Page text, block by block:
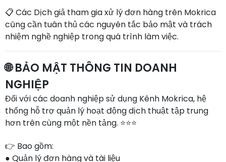
📋 Các Dịch giả tham gia xử lý đơn hàng trên Mokrica
cũng cần tuân thủ các nguyên tắc bảo mật và trách
nhiệm nghề nghiệp trong quá trình làm việc.
🌐 BẢO MẬT THÔNG TIN DOANH
NGHIỆP
Đối với các doanh nghiệp sử dụng Kênh Mokrica, hệ
thống hỗ trợ quản lý hoạt động dịch thuật tập trung
hơn trên cùng một nền tảng. ⭐⭐⭐
👉 Bao gồm:
● Quản lý đơn hàng và tài liệu